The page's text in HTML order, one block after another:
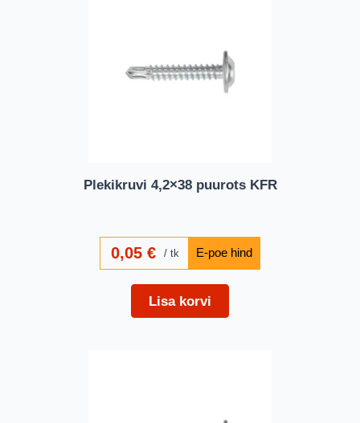
Plekikruvi 4,2×38 puurots KFR
0,05€ tk
Lisa korvi